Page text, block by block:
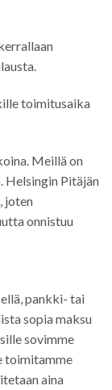
toimitusaika
Meillä on
Helsingin Pitäjän
joten
onnistuu
pankki- tai
sopia maksu
sovimme
toimitamme
aina